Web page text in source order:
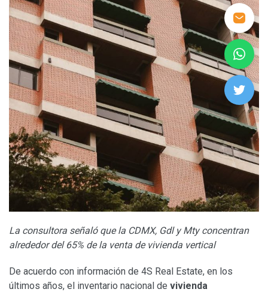
La consultora señaló que la CDMX, Gdl y Mty concentran
alrededor del 65% de la venta de vivienda vertical
De acuerdo con información de 4S Real Estate, en los
últimos años, el inventario nacional de vivienda